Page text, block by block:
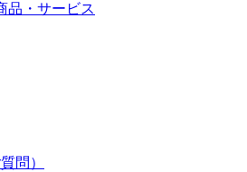
品・サービス
問）